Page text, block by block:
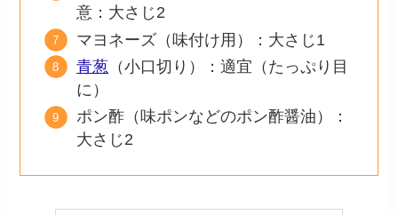
意：大さじ2
マヨネーズ（味付け用）：大さじ1
青葱 （小口切り）：適宜（たっぷり目
に）
ポン酢（味ポンなどのポン酢醤油）：
大さじ2